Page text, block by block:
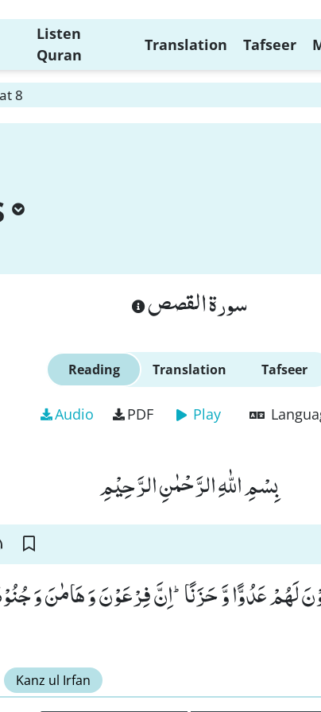
Listen
Quran
Translation Tafseer
8
سورة القصص
Reading Translation Tafseer
Audio PDF Play
بِسْمِ اللّٰهِ الرَّحْمٰنِ الرَّحِیْمِ
لَهُمْ عَدُوًّا وَّ حَزَنًاؕ-اِنَّ فِرْعَوْنَ وَ هَامٰنَ وَ
Kanz ul Irfan